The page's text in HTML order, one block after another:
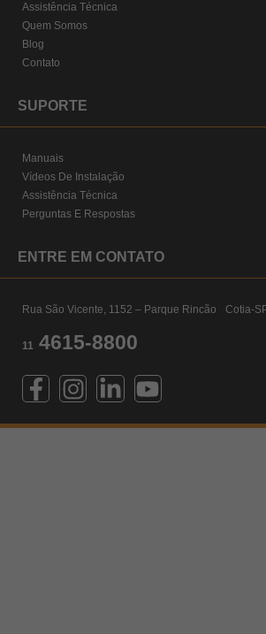
Assistência Técnica
Quem Somos
Blog
Contato
SUPORTE
Manuais
Vídeos De Instalação
Assistência Técnica
Perguntas E Respostas
ENTRE EM CONTATO
Rua São Vicente, 1152 – Parque Rincão Cotia-
11 4615-8800